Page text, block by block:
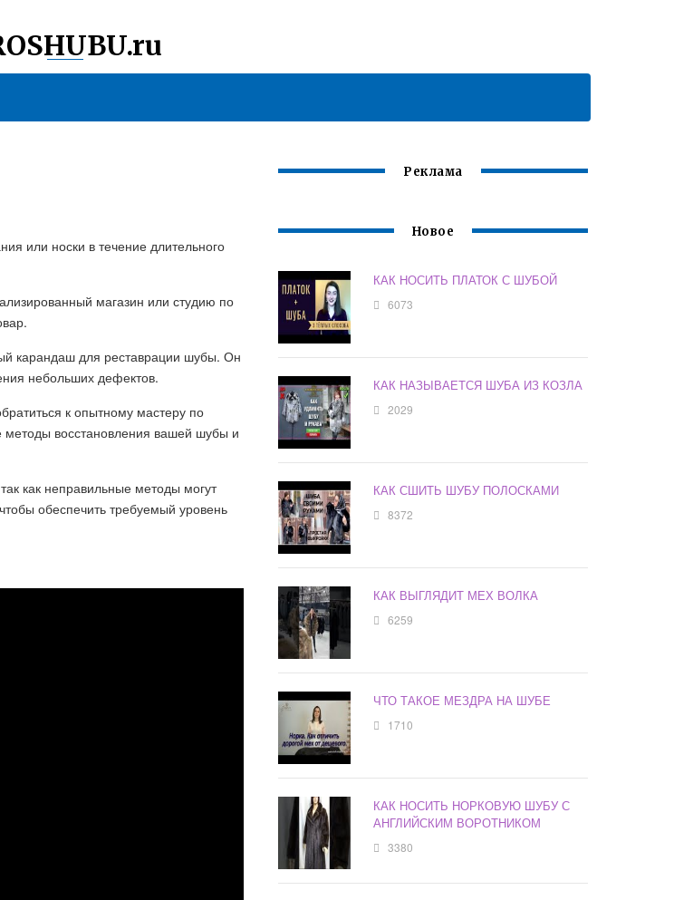
или носки в течение длительного
магазин или студию по
карандаш для реставрации шубы. Он
небольших дефектов.
к опытному мастеру по
восстановления вашей шубы и
как неправильные методы могут
обеспечить требуемый уровень
Реклама
Новое
КАК НОСИТЬ ПЛАТОК С ШУБОЙ
6073
КАК НАЗЫВАЕТСЯ ШУБА ИЗ КОЗЛА
2029
КАК СШИТЬ ШУБУ ПОЛОСКАМИ
8372
КАК ВЫГЛЯДИТ МЕХ ВОЛКА
6259
ЧТО ТАКОЕ МЕЗДРА НА ШУБЕ
1710
КАК НОСИТЬ НОРКОВУЮ ШУБУ С
АНГЛИЙСКИМ ВОРОТНИКОМ
3380